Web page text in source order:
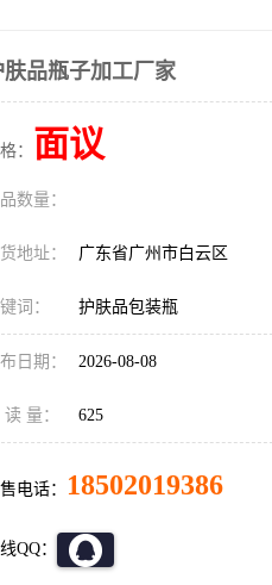
肤品瓶子加工厂家
： 面议
数量：
地址： 广东省广州市白云区
词： 护肤品包装瓶
日期： 2026-08-08
读 量： 625
电话： 18502019386
QQ：